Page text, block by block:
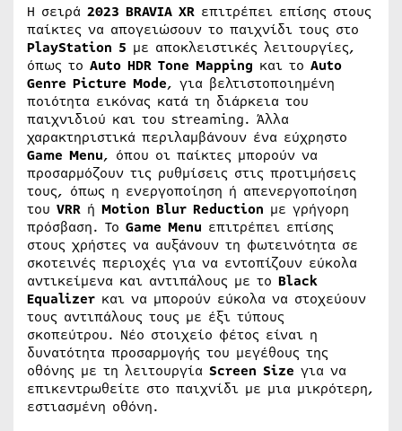
Η σειρά 2023 BRAVIA XR επιτρέπει επίσης στους
παίκτες να απογειώσουν το παιχνίδι τους στο
PlayStation 5 με αποκλειστικές λειτουργίες,
όπως το Auto HDR Tone Mapping και το Auto
Genre Picture Mode, για βελτιστοποιημένη
ποιότητα εικόνας κατά τη διάρκεια του
παιχνιδιού και του streaming. Άλλα
χαρακτηριστικά περιλαμβάνουν ένα εύχρηστο
Game Menu, όπου οι παίκτες μπορούν να
προσαρμόζουν τις ρυθμίσεις στις προτιμήσεις
τους, όπως η ενεργοποίηση ή απενεργοποίηση
του VRR ή Motion Blur Reduction με γρήγορη
πρόσβαση. Το Game Menu επιτρέπει επίσης
στους χρήστες να αυξάνουν τη φωτεινότητα σε
σκοτεινές περιοχές για να εντοπίζουν εύκολα
αντικείμενα και αντιπάλους με το Black
Equalizer και να μπορούν εύκολα να στοχεύουν
τους αντιπάλους τους με έξι τύπους
σκοπεύτρου. Νέο στοιχείο φέτος είναι η
δυνατότητα προσαρμογής του μεγέθους της
οθόνης με τη λειτουργία Screen Size για να
επικεντρωθείτε στο παιχνίδι με μια μικρότερη,
εστιασμένη οθόνη.